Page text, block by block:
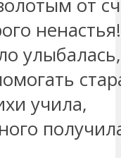
от
ненастья!
улыбалась,
учила,